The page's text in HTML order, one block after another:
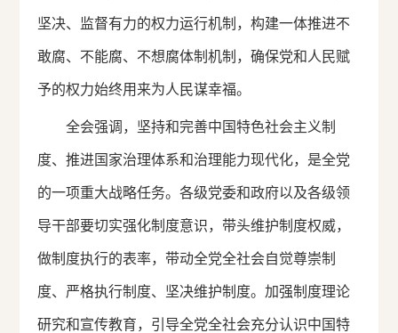
坚决、监督有力的权力运行机制，构建一体推进不
敢腐、不能腐、不想腐体制机制，确保党和人民赋
予的权力始终用来为人民谋幸福。
全会强调，坚持和完善中国特色社会主义制
度、推进国家治理体系和治理能力现代化，是全党
的一项重大战略任务。各级党委和政府以及各级领
导干部要切实强化制度意识，带头维护制度权威，
做制度执行的表率，带动全党全社会自觉尊崇制
度、严格执行制度、坚决维护制度。加强制度理论
研究和宣传教育，引导全党全社会充分认识中国特